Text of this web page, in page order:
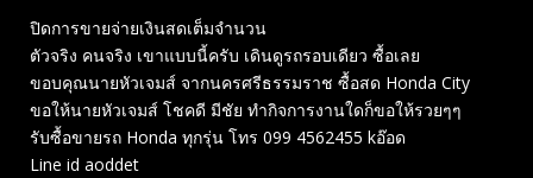
ปิดการขายจ่ายเงินสดเต็มจำนวน
ตัวจริง คนจริง เขาแบบนี้ครับ เดินดูรถรอบเดียว ซื้อเลย
ขอบคุณนายหัวเจมส์ จากนครศรีธรรมราช ซื้อสด Honda City
ขอให้นายหัวเจมส์ โชคดี มีชัย ทำกิจการงานใดก็ขอให้รวยๆๆ
รับซื้อขายรถ Honda ทุกรุ่น โทร 099 4562455 kอ๊อด
Line id aoddet